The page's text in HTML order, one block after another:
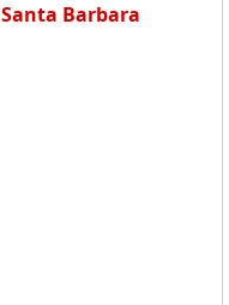
Barbara